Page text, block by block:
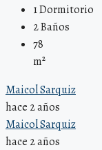
1Dormitorio
2Baños
78
m²
Maicol Sarquiz
hace 2 años
Maicol Sarquiz
hace 2 años